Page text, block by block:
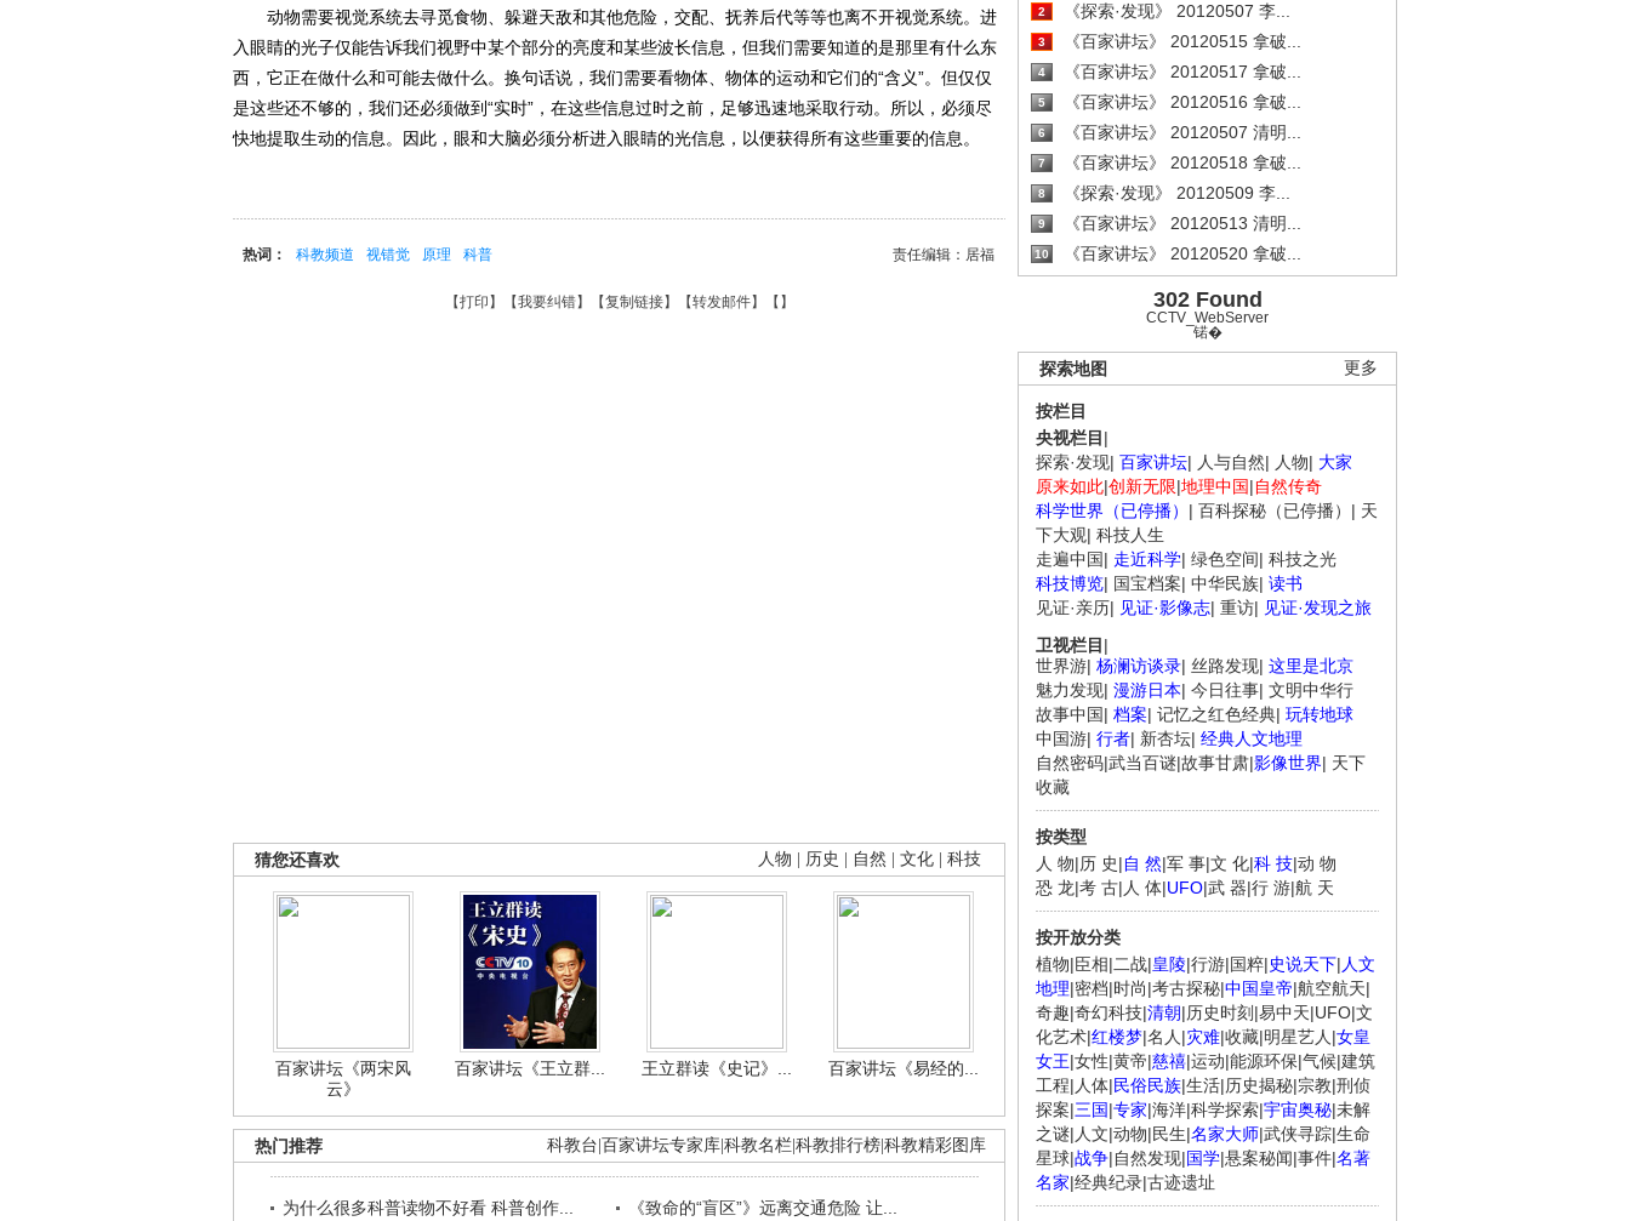
2 《探索·发现》 20120507 李...
3 《百家讲坛》 20120515 拿破...
4 《百家讲坛》 20120517 拿破...
5 《百家讲坛》 20120516 拿破...
6 《百家讲坛》 20120507 清明...
7 《百家讲坛》 20120518 拿破...
8 《探索·发现》 20120509 李...
9 《百家讲坛》 20120513 清明...
10 《百家讲坛》 20120520 拿破...
302 Found
CCTV_WebServer
锘�
更多
探索地图
按栏目
央视栏目 |
探索·发现| 百家讲坛| 人与自然| 人物| 大家
原来如此|创新无限|地理中国|自然传奇
科学世界（已停播） | 百科探秘（已停播） | 天
下大观| 科技人生
走遍中国| 走近科学| 绿色空间| 科技之光
科技博览| 国宝档案| 中华民族| 读书
见证·亲历| 见证·影像志| 重访| 见证·发现之旅
卫视栏目 |
世界游| 杨澜访谈录| 丝路发现| 这里是北京
魅力发现| 漫游日本| 今日往事| 文明中华行
故事中国| 档案| 记忆之红色经典| 玩转地球
中国游| 行者| 新杏坛| 经典人文地理
自然密码|武当百谜|故事甘肃|影像世界| 天下
收藏
按类型
人 物|历 史|自 然|军 事|文 化|科 技|动 物
恐 龙|考 古| 人 体|UFO|武 器|行 游|航 天
按开放分类
植物|臣相|二战|皇陵|行游|国粹|史说天下| 人文
地理|密档|时尚|考古探秘|中国皇帝|航空航天|
奇趣|奇幻科技|清朝|历史时刻 |易中天|UFO|文
化艺术|红楼梦|名人 |灾难|收藏|明星艺人 |女皇
女王|女性|黄帝|慈禧|运动|能源环保|气候|建筑
工程| 人体|民俗民族|生活|历史揭秘|宗教|刑侦
探案|三国|专家|海洋|科学探索|宇宙奥秘|未解
之谜| 人文|动物|民生|名家大师|武侠寻踪|生命
星球|战争|自然发现|国学|悬案秘闻|事件|名著
名家|经典纪录|古迹遗址
动物需要视觉系统去寻觅食物、躲避天敌和其他危险，交配、抚养后代等等也离不开视觉系统。进
入眼睛的光子仅能告诉我们视野中某个部分的亮度和某些波长信息，但我们需要知道的是那里有什么东
西，它正在做什么和可能去做什么。换句话说，我们需要看物体、物体的运动和它们的“含义”。但仅仅
是这些还不够的，我们还必须做到“实时”，在这些信息过时之前，足够迅速地采取行动。所以，必须尽
快地提取生动的信息。因此，眼和大脑必须分析进入眼睛的光信息，以便获得所有这些重要的信息。
责任编辑：居福
热词： 科教频道 视错觉 原理 科普
【打印 】【我要纠错】【复制链接】【转发邮件】【 】
人物 历史 自然 文化 科技
猜您还喜欢
百家讲坛《两宋风
云》
百家讲坛《王立群... 王立群读《史记》... 百家讲坛《易经的...
科教台 百家讲坛专家库 科教名栏 科教排行榜 科教精彩图库
热门推荐
为什么很多科普读物不好看 科普创作...
《致命的“盲区”》远离交通危险 让...